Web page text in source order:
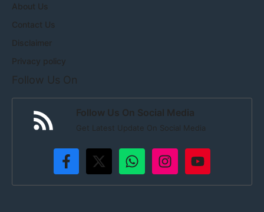
About Us
Contact Us
Disclaimer
Privacy policy
Follow Us On
Follow Us On Social Media
Get Latest Update On Social Media